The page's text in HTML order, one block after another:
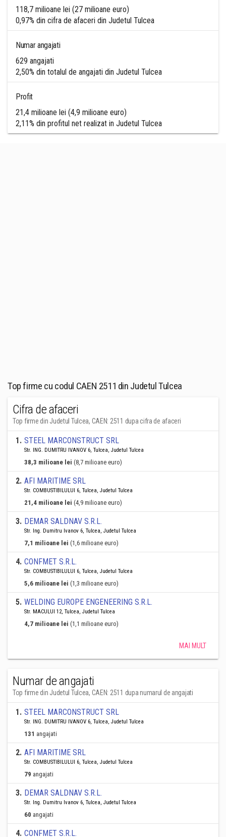
118,7 milioane lei (27 milioane euro)
0,97% din cifra de afaceri din Judetul Tulcea
Numar angajati
629 angajati
2,50% din totalul de angajati din Judetul Tulcea
Profit
21,4 milioane lei (4,9 milioane euro)
2,11% din profitul net realizat in Judetul Tulcea
Top firme cu codul CAEN 2511 din Judetul Tulcea
Cifra de afaceri
Top firme din Judetul Tulcea, CAEN: 2511 dupa cifra de afaceri
1. STEEL MARCONSTRUCT SRL
Str. ING. DUMITRU IVANOV 6, Tulcea, Judetul Tulcea
38,3 milioane lei (8,7 milioane euro)
2. AFI MARITIME SRL
Str. COMBUSTIBILULUI 6, Tulcea, Judetul Tulcea
21,4 milioane lei (4,9 milioane euro)
3. DEMAR SALDNAV S.R.L.
Str. Ing. Dumitru Ivanov 6, Tulcea, Judetul Tulcea
7,1 milioane lei (1,6 milioane euro)
4. CONFMET S.R.L.
Str. COMBUSTIBILULUI 6, Tulcea, Judetul Tulcea
5,6 milioane lei (1,3 milioane euro)
5. WELDING EUROPE ENGENEERING S.R.L.
Str. MACULUI 12, Tulcea, Judetul Tulcea
4,7 milioane lei (1,1 milioane euro)
MAI MULT
Numar de angajati
Top firme din Judetul Tulcea, CAEN: 2511 dupa numarul de angajati
1. STEEL MARCONSTRUCT SRL
Str. ING. DUMITRU IVANOV 6, Tulcea, Judetul Tulcea
131 angajati
2. AFI MARITIME SRL
Str. COMBUSTIBILULUI 6, Tulcea, Judetul Tulcea
79 angajati
3. DEMAR SALDNAV S.R.L.
Str. Ing. Dumitru Ivanov 6, Tulcea, Judetul Tulcea
60 angajati
4. CONFMET S.R.L.